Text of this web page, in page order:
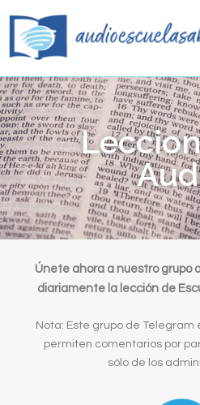
Únete ahora a nuestro grupo
diariamente la lección de
Nota: Este grupo de Telegram
permiten comentarios por
sólo de los